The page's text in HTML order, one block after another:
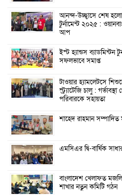
আনন্দ-উচ্ছ্বাসে শেষ হলো
টুর্নামেন্ট ২০২৫ :
আপ
ইস্ট হ্যান্ডস ব্যাডমিন্টন
সফলভাবে সমাপ্ত
টাওয়ার হ্যামলেটসে
স্ট্র্যাটেজি চালু :
পরিবারকে সহায়তা
শাহেদ রাহমান
এমসিএর দ্বি-বার্ষিক
বাংলাদেশ খেলাফত
শাখার নতুন কমিটি গঠন